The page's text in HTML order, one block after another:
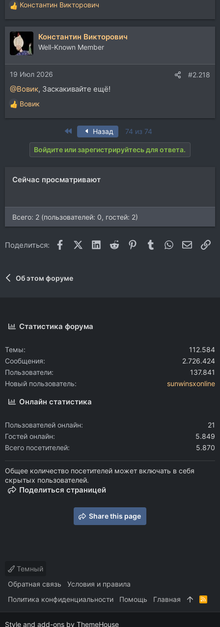
Р
е
а
ц
и
и
:
Константин Викторович
Константин Викторович
Well-Known Member
19 Июл 2026 #2.218
@Вовик, Заскакивайте ещё!
Р
е
Вовик
First Назад 74 из 74
Войдите или зарегистрируйтесь для ответа.
Сейчас просматривают
Всего: 2 (пользователей: 0, гостей: 2)
Поделиться: FacebookX (Twitter)
LinkedIn
Reddit Pinterest
Tumblr WhatsApp
Об этом форуме
Статистика форума
Темы
112.584
Сообщения
2.726.424
Пользователи
137.841
Новый пользователь
sunwinsxonline
Онлайн статистика
Пользователей онлайн
21
Гостей онлайн
5.849
Всего посетителей
5.870
Общее количество посетителей может включать в себя
скрытых пользователей.
Поделиться страницей
Share this page
Темный
Обратная связь
Условия и правила
Политика конфиденциальности
Помощь Главная
R
S
Style and add-ons by ThemeHouse